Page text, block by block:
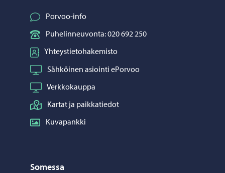
Porvoo-info
Puhelinneuvonta: 020 692 250
Yhteystietohakemisto
Sähköinen asiointi ePorvoo
Verkkokauppa
Kartat ja paikkatiedot
Kuvapankki
Somessa